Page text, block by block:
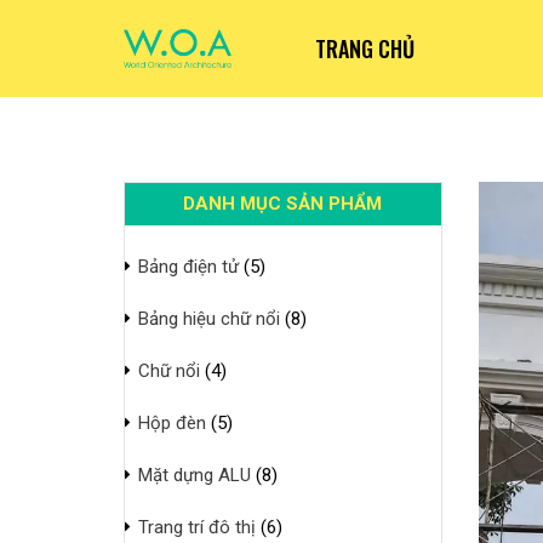
TRANG CHỦ
DANH MỤC SẢN PHẨM
Bảng điện tử (5)
Bảng hiệu chữ nổi (8)
Chữ nổi (4)
Hộp đèn (5)
Mặt dựng ALU (8)
Trang trí đô thị (6)